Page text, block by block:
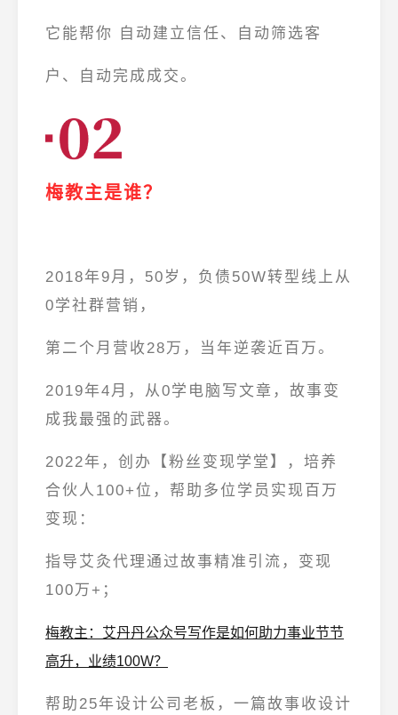
它能帮你 自动建立信任、自动筛选客
户、自动完成成交。
梅教主是谁？
2018年9月 ，50岁，负债50W转型线上从
0学社群营销，
第二个月营收28万，当年逆袭近百万。
2019年4月 ，从0学电脑写文章，故事变
成我最强的武器。
2022年 ，创办【粉丝变现学堂】， 培养
合伙人100+位 ，帮助多位学员实现百万
变现：
指导 艾灸代理通过故事精准引流， 变现
100万+ ；
梅教主：艾丹丹公众号写作是如何助力事业节节
高升，业绩100W？
帮助 25年设计公司老板 ， 一篇故事收设计